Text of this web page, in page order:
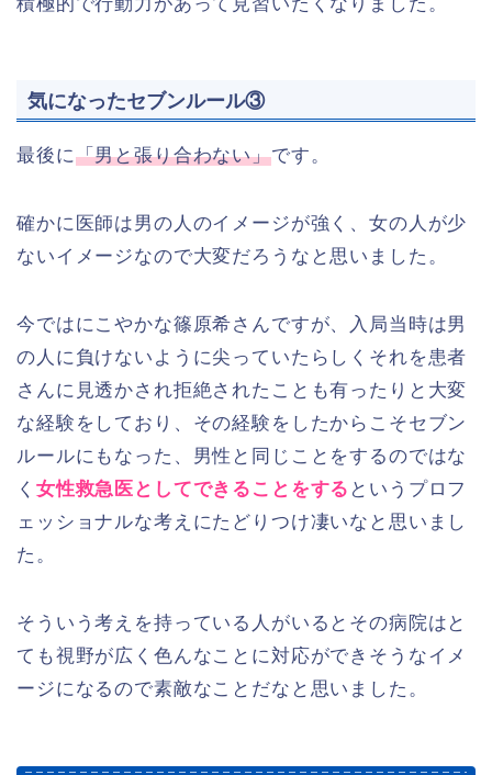
気になったセブンルール③
最後に「男と張り合わない」です。
確かに医師は男の人のイメージが強く、女の人が少
ないイメージなので大変だろうなと思いました。
今ではにこやかな篠原希さんですが、入局当時は男
の人に負けないように尖っていたらしくそれを患者
さんに見透かされ拒絶されたことも有ったりと大変
な経験をしており、その経験をしたからこそセブン
ルールにもなった、男性と同じことをするのではな
く 女性救急医としてできることをする というプロフ
ェッショナルな考えにたどりつけ凄いなと思いまし
た。
そういう考えを持っている人がいるとその病院はと
ても視野が広く色んなことに対応ができそうなイメ
ージになるので素敵なことだなと思いました。